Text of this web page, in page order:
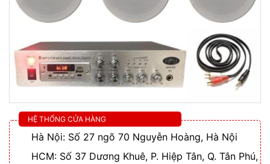
HỆ THỐNG CỬA HÀNG
Hà Nội: Số 27 ngõ 70 Nguyễn Hoàng, Hà Nội
HCM: Số 37 Dương Khuê, P. Hiệp Tân, Q. Tân Phú,